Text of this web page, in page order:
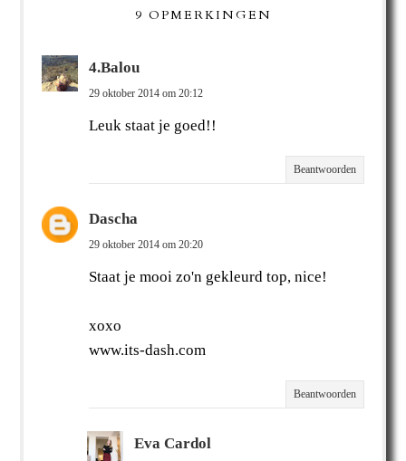
9 OPMERKINGEN
4.Balou
29 oktober 2014 om 20:12
Leuk staat je goed!!
Beantwoorden
Dascha
29 oktober 2014 om 20:20
Staat je mooi zo'n gekleurd top, nice!
xoxo
www.its-dash.com
Beantwoorden
Eva Cardol